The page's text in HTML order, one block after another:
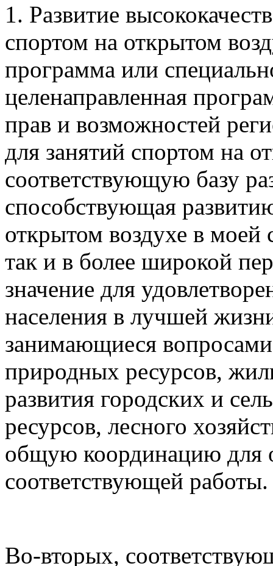
1. Развитие
спортом на открытом
программа или
целенаправленная
прав и возможностей
для занятий спортом на
соответствующую базу
способствующая
открытом воздухе в моей
так и в более широкой
значение для
населения в лучшей
занимающиеся
природных ресурсов,
развития городских и
ресурсов, лесного
общую координацию для
соответствующей работы.
Во-вторых,